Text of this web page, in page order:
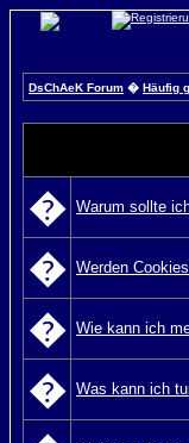
DsChAeK Forum � Häufig
� Warum sollte
� Werden
� Wie kann ich
� Was kann ich